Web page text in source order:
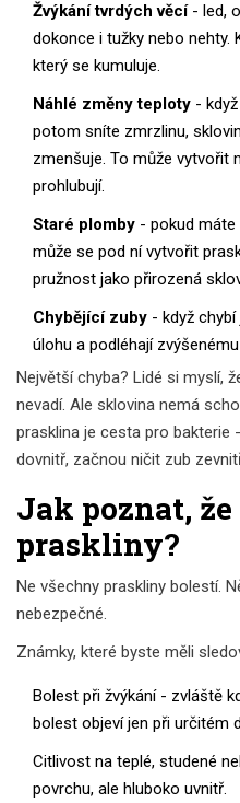
Žvýkání tvrdých věcí- led,
dokonce i tužky nebo nehty.
který se kumuluje.
Náhlé změny teploty -
potom sníte zmrzlinu,
zmenšuje. To může vytvořit
prohlubují.
Staré plomby - pokud
může se pod ní vytvořit
pružnost jako přirozená
Chybějící zuby - když
úlohu a podléhají
Největší chyba? Lidé si myslí,
nevadí. Ale sklovina nemá
prasklina je cesta pro bakterie
dovnitř, začnou ničit zub
Jak poznat, že
praskliny?
Ne všechny praskliny bolestí.
nebezpečné.
Známky, které byste měli
Bolest při žvýkání - zvláště
bolest objeví jen při určitém
Citlivost na teplé, studené
povrchu, ale hluboko uvnitř.